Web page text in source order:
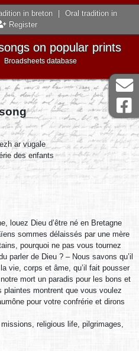
in breton
Oral tradition in
Register
on popular prints
Broadsheets database
ar vugale
des enfants
louez Dieu d’être né en Bretagne
sommes délaissés par une mère
pourquoi ne pas vous tournez
parler de Dieu ? – Nous savons qu’il
vie, corps et âme, qu’il fait pousser
mort un paradis pour les bons et
montrent que vous voulez
pour votre confrérie et dirons
religious life, pilgrimages,